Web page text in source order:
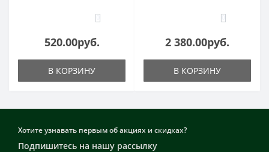
0
520.00руб.
В КОРЗИНУ
0
2 380.00руб.
В КОРЗИНУ
Хотите узнавать первым об акциях и скидках?
Подпишитесь на нашу рассылку